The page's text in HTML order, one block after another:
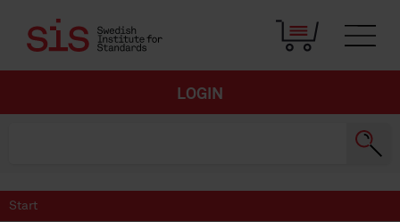
LOGIN
Start